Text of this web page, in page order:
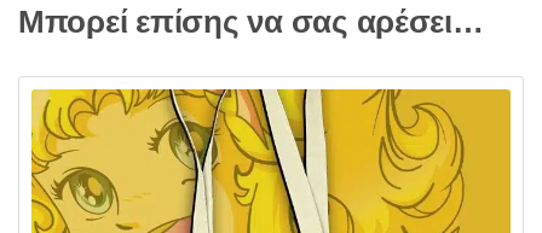
Μπορεί επίσης να σας αρέσει…